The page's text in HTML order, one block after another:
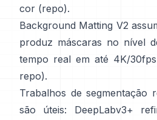
cor (repo).
Background Matting V2
produz máscaras no nível
tempo real em até 4K/30fps
repo).
Trabalhos de segmentação
são úteis:
DeepLabv3+